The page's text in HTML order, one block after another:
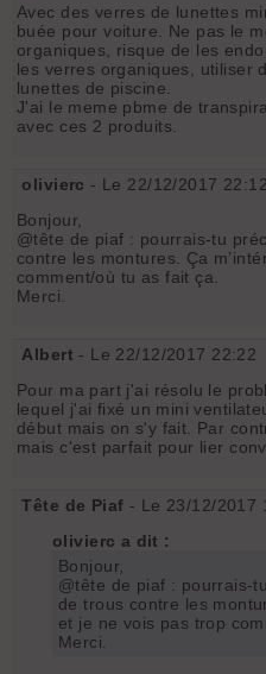
Avec des verres de lunettes
buée pour voiture. Ne pas le
organiques, risque de les
les verres organiques, utiliser
lunettes de piscine.
J'ai le meme pbme de
avec ces 2 produits.
olivierc - Le 22/12/2017 22:12
Bonjour,
@tête de piaf : pourrais-tu
contre les montures. Ça
comment/où tu as fait ça.
Merci.
Albert - Le 22/12/2017 22:22
Pour ma part j'ai résolu le
lequel j'ai fixé un mini
début mais on s'y fait. Par
mais c'est parfait pour lier
Tête de Piaf - Le 23/12/2017
olivierc a dit :
Bonjour,
@tête de piaf : pourrais-
de trous contre les
et je ne vois pas trop
Merci.